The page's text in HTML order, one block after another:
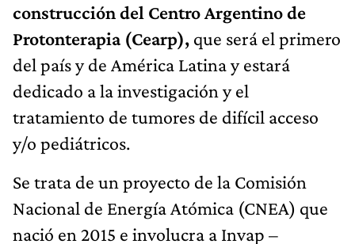
construcción del Centro Argentino de
Protonterapia (Cearp), que será el primero
del país y de América Latina y estará
dedicado a la investigación y el
tratamiento de tumores de difícil acceso
y/o pediátricos.
Se trata de un proyecto de la Comisión
Nacional de Energía Atómica (CNEA) que
nació en 2015 e involucra a Invap –